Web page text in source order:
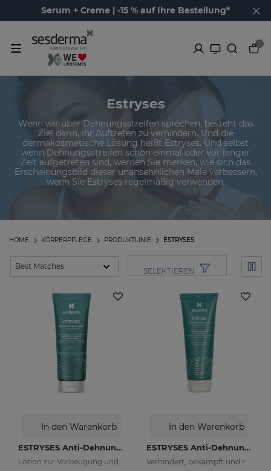
Serum + Creme | -15 % auf Ihre Bestellung*
0
Estryses
Wenn wir über Dehnungsstreifen sprechen, besteht das
Ziel darin, ihr Auftreten zu verhindern. Und die
dermakosmetische Lösung heißt Estryses. Und selbst
wenn Dehnungsstreifen schon einmal oder vor langer
Zeit aufgetreten sind, werden Sie merken, wie sich das
Erscheinungsbild dieser unansehnlichen Male verbessern,
wenn Sie Estryses regelmäßig verwenden.
ESTRYSES
PRODUKTLINIE
KÖRPERPFLEGE
HOME
SELEKTIEREN
In den Warenkorb
ESTRYSES Anti-Dehnungsstreifen-Lotion
Lotion zur Vorbeugung und Verbesserung von Dehnungsstreifen
In den Warenkorb
ESTRYSES Anti-Dehnungsstreifen-Creme
Verhindert, bekämpft und repariert Dehnungsstreifen, die durch Schwangerschaft, Stillzeit, Fettleibigkeit, Ernährung, Wachstumsperioden (Pubertät), Sport usw. verursacht werden.